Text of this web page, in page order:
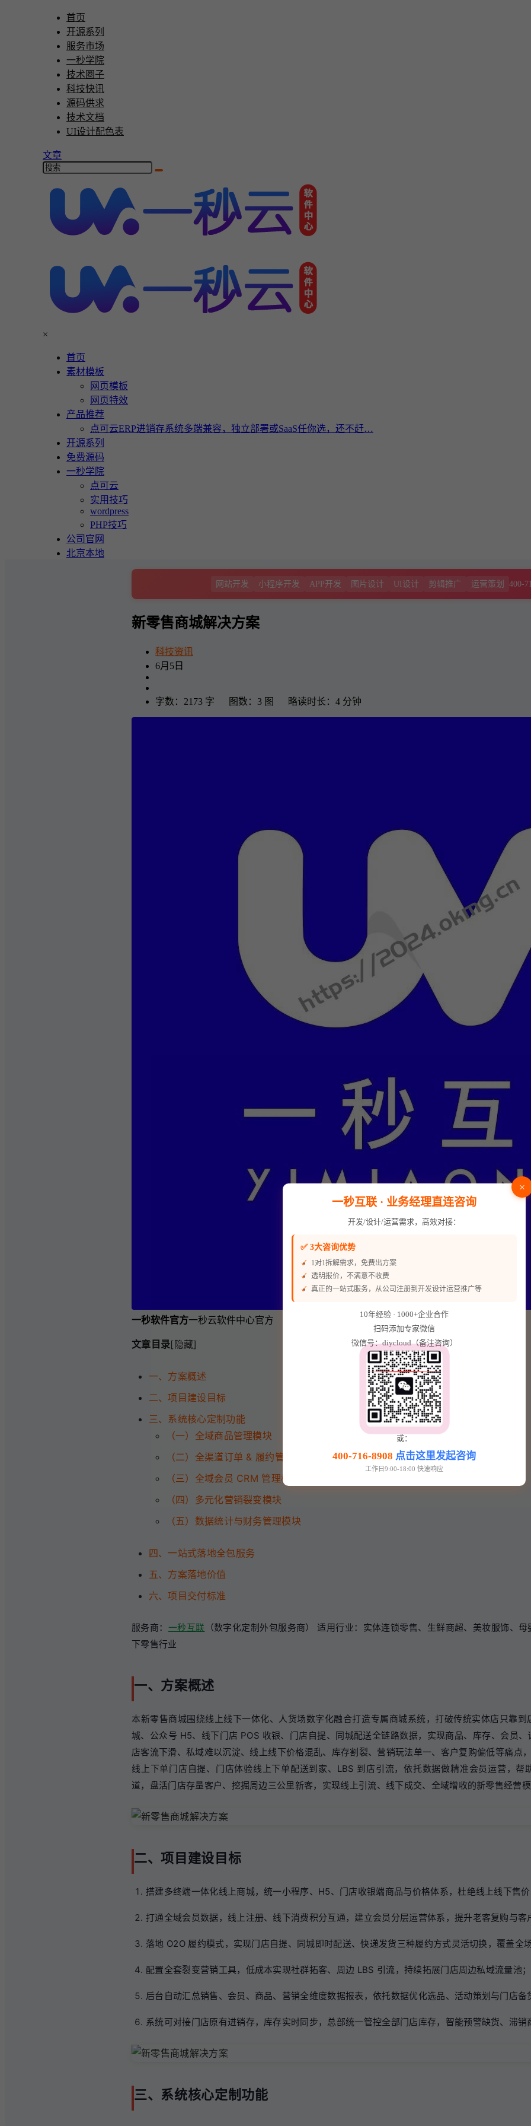
首页
开源系列
服务市场
一秒学院
技术圈子
科技快讯
源码供求
技术文档
UI设计配色表
文章
×
首页
素材模板
网页模板
网页特效
产品推荐
点可云ERP进销存系统多端兼容，独立部署或SaaS任你选，还不赶…
开源系列
免费源码
一秒学院
点可云
实用技巧
wordpress
PHP技巧
公司官网
北京本地
网站开发 小程序开发 APP开发 图片设计 UI设计 剪辑推广 运营策划 400-
新零售商城解决方案
科技资讯
6月5日
字数：2173 字 图数：3 图 略读时长：4 分钟
一秒软件官方一秒云软件中心官方
文章目录[隐藏]
一、方案概述
二、项目建设目标
三、系统核心定制功能
（一）全域商品管理模块
（二）全渠道订单 & 履约管理模块
（三）全域会员 CRM 管理模块
（四）多元化营销裂变模块
（五）数据统计与财务管理模块
四、一站式落地全包服务
五、方案落地价值
六、项目交付标准
服务商： 一秒互联 （数字化定制外包服务商） 适用行业：实体连锁零售、生鲜商超、美妆服饰、
下零售行业
一、方案概述
本新零售商城围绕线上线下一体化、人货场数字化融合打造专属商城系统，打破传统实体店只靠
城、公众号 H5、线下门店 POS 收银、门店自提、同城配送全链路数据，实现商品、库存、会员
店客流下滑、私域难以沉淀、线上线下价格混乱、库存割裂、营销玩法单一、客户复购偏低等痛点
线上下单门店自提、门店体验线上下单配送到家、LBS 到店引流，依托数据做精准会员运营，帮
道，盘活门店存量客户、挖掘周边三公里新客，实现线上引流、线下成交、全域增收的新零售经营模
二、项目建设目标
搭建多终端一体化线上商城，统一小程序、H5、门店收银端商品与价格体系，杜绝线上线下售价
打通全域会员数据，线上注册、线下消费积分互通，建立会员分层运营体系，提升老客复购与客
落地 O2O 履约模式，实现门店自提、同城即时配送、快递发货三种履约方式灵活切换，覆盖全
配置全套裂变营销工具，低成本实现社群拓客、周边 LBS 引流，持续拓展门店周边私域流量池；
后台自动汇总销售、会员、商品、营销全维度数据报表，依托数据优化选品、活动策划与门店备
系统可对接门店原有进销存，库存实时同步，总部统一管控全部门店库存，智能预警缺货、滞销
三、系统核心定制功能
×
一秒互联 · 业务经理直连咨询
开发/设计/运营需求，高效对接：
✅ 3大咨询优势
1对1拆解需求，免费出方案
透明报价，不满意不收费
真正的一站式服务，从公司注册到开发设计运营推广等
10年经验 · 1000+企业合作
扫码添加专家微信
微信号：diycloud（备注咨询）
或：
400-716-8908 点击这里发起咨询
工作日9:00-18:00 快速响应